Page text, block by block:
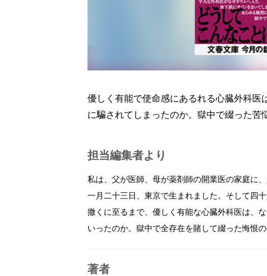
優しく有能で使命感にあるれる心臓外科医
に騙されてしまったのか。獄中で綴った苦
担当編集者より
私は、父が医師、母が薬剤師の開業医の家庭に
一月二十三日、東京で生まれました。そして四
撒くに至るまで、優しく有能な心臓外科医は、
いったのか。獄中で全存在を賭して綴った悔恨の
著者